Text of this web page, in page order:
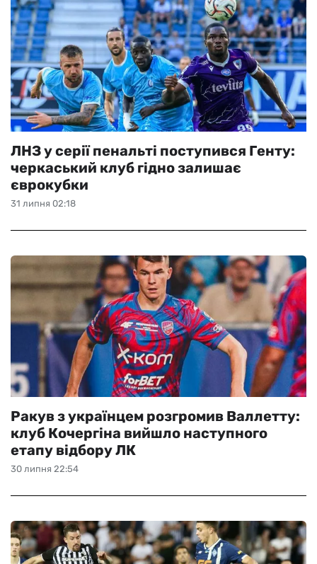
31 липня 02:18
ЛНЗ у серії пенальті поступився Генту:
черкаський клуб гідно залишає
єврокубки
30 липня 22:54
Ракув з українцем розгромив Валлетту:
клуб Кочергіна вийшло наступного
етапу відбору ЛК